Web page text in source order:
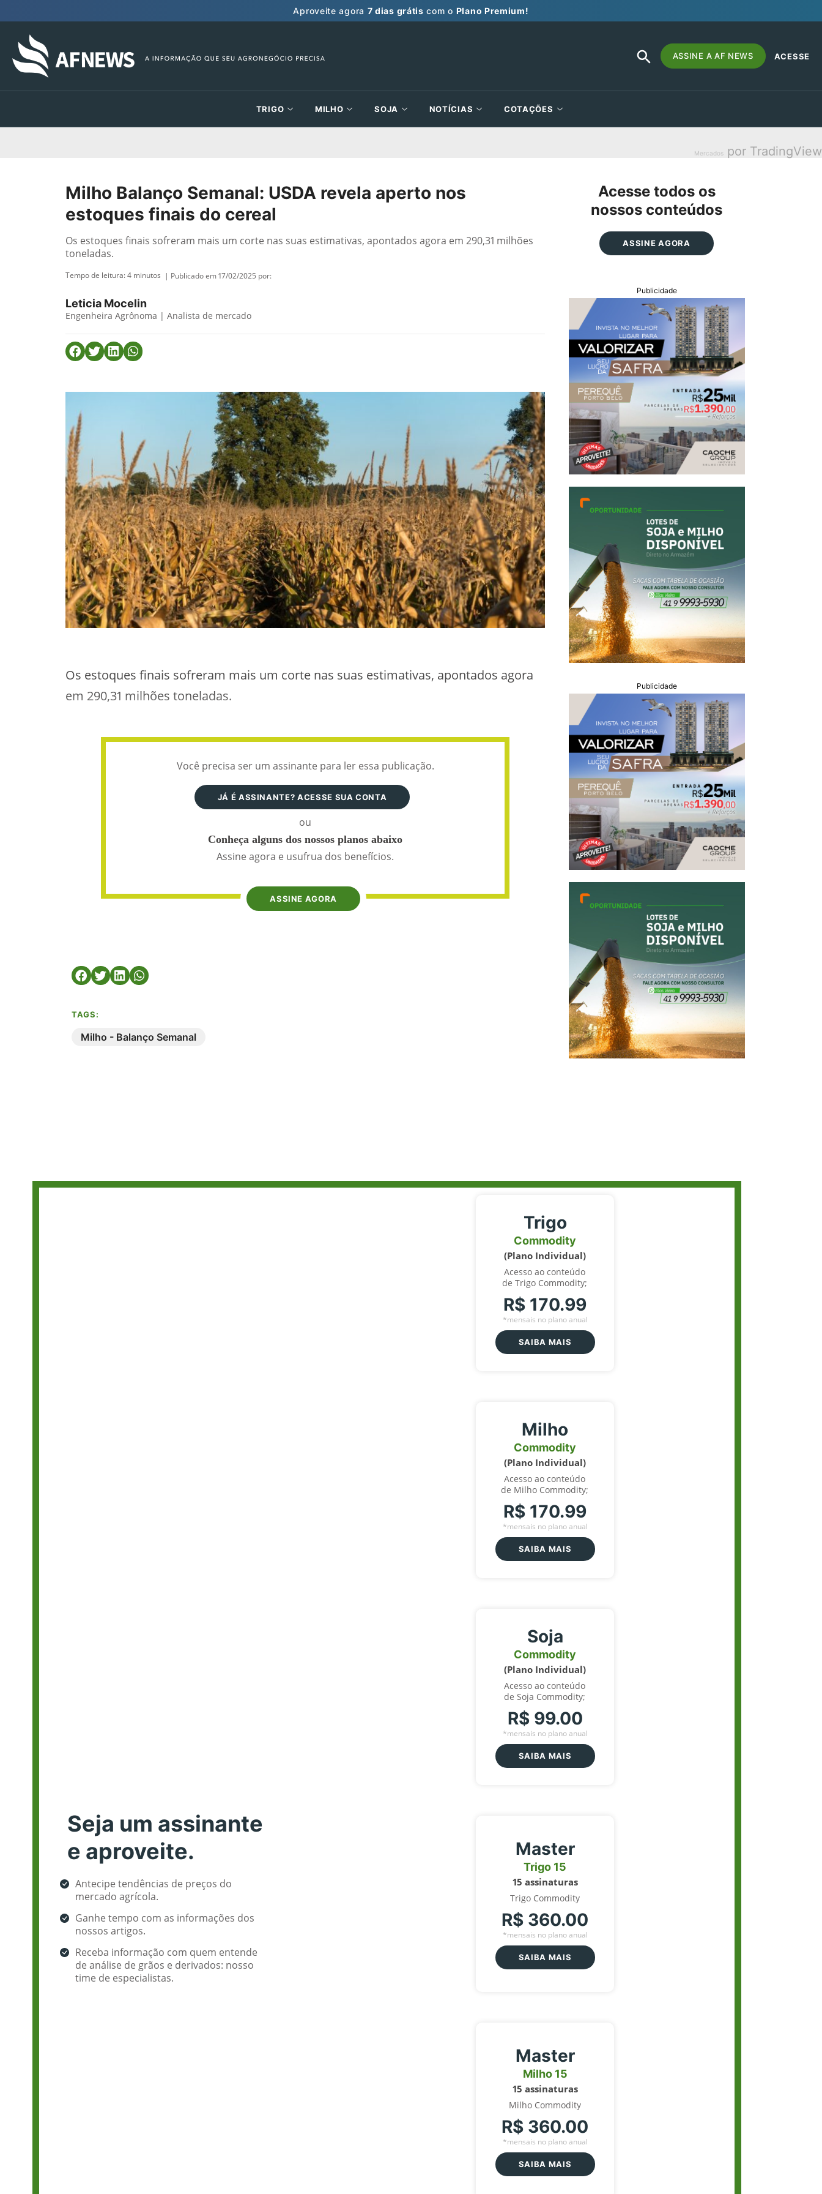
Aproveite agora 7 dias grátis com o Plano Premium!
Search
for:
SEARCH
BUTTON
ASSINE A AF NEWS ACESSE
TRIGO MILHO SOJA NOTÍCIAS COTAÇÕES
Mercados por TradingView
Milho Balanço Semanal: USDA revela aperto nos
estoques finais do cereal
Os estoques finais sofreram mais um corte nas suas estimativas, apontados agora em 290,31 milhões
toneladas.
Tempo de leitura:4 minutos | Publicado em 17/02/2025 por:
Leticia Mocelin
Engenheira Agrônoma | Analista de mercado
Os estoques finais sofreram mais um corte nas suas estimativas, apontados agora
em 290,31 milhões toneladas.
Você precisa ser um assinante para ler essa publicação.
JÁ É ASSINANTE? ACESSE SUA CONTA
ou
Conheça alguns dos nossos planos abaixo
Assine agora e usufrua dos benefícios.
ASSINE AGORA
TAGS:
Milho - Balanço Semanal
Acesse todos os
nossos conteúdos
ASSINE AGORA
Publicidade
Publicidade
Seja um assinante
e aproveite.
Antecipe tendências de preços do
mercado agrícola.
Ganhe tempo com as informações dos
nossos artigos.
Receba informação com quem entende
de análise de grãos e derivados: nosso
time de especialistas.
Trigo
Commodity
(Plano Individual)
Acesso ao conteúdo
de Trigo Commodity;
R$ 170.99
*mensais no plano anual
SAIBA MAIS
Milho
Commodity
(Plano Individual)
Acesso ao conteúdo
de Milho Commodity;
R$ 170.99
*mensais no plano anual
SAIBA MAIS
Soja
Commodity
(Plano Individual)
Acesso ao conteúdo
de Soja Commodity;
R$ 99.00
*mensais no plano anual
SAIBA MAIS
Master
Trigo 15
15 assinaturas
Trigo Commodity
R$ 360.00
*mensais no plano anual
SAIBA MAIS
Master
Milho 15
15 assinaturas
Milho Commodity
R$ 360.00
*mensais no plano anual
SAIBA MAIS